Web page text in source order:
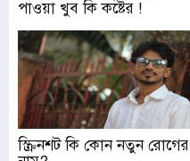
পাওয়া খুব কি কষ্টের !
স্ক্রিনশট কি কোন নতুন রোগের